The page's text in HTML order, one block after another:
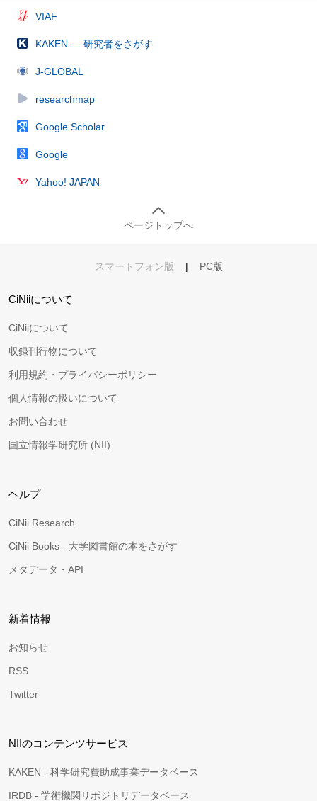
VIAF
KAKEN — 研究者をさがす
J-GLOBAL
researchmap
Google Scholar
Google
Yahoo! JAPAN
ページトップへ
スマートフォン版 | PC版
CiNiiについて
CiNiiについて
収録刊行物について
利用規約・プライバシーポリシー
個人情報の扱いについて
お問い合わせ
国立情報学研究所 (NII)
ヘルプ
CiNii Research
CiNii Books - 大学図書館の本をさがす
メタデータ・API
新着情報
お知らせ
RSS
Twitter
NIIのコンテンツサービス
KAKEN - 科学研究費助成事業データベース
IRDB - 学術機関リポジトリデータベース